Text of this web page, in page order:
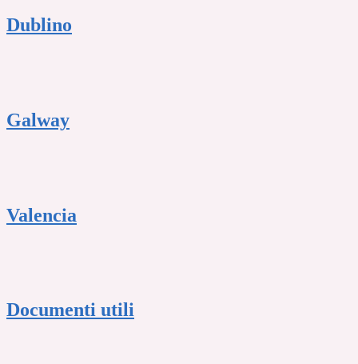
Dublino
Galway
Valencia
Documenti utili